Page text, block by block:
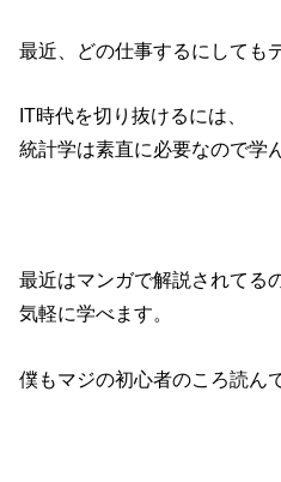
最近、どの仕事するにしても
IT時代を切り抜けるには、
統計学は素直に必要なので学
最近はマンガで解説されてる
気軽に学べます。
僕もマジの初心者のころ読ん